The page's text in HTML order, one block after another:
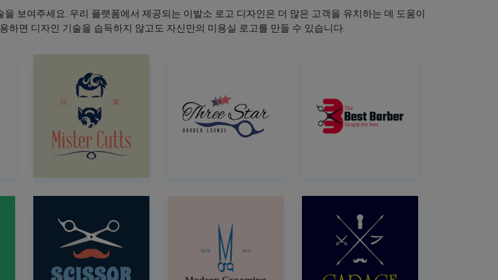
보여주세요. 우리 플랫폼에서 제공되는 이발소 로고 디자인은 더 많은 고객을 유치하는 데 도움이
하면 디자인 기술을 습득하지 않고도 자신만의 미용실 로고를 만들 수 있습니다.